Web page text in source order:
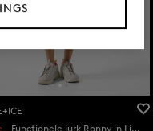
Functionele jurk Ronny in Lichtgrijs